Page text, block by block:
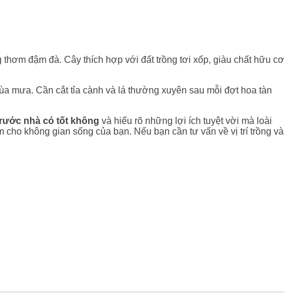
đậm đà. Cây thích hợp với đất trồng tơi xốp, giàu chất hữu cơ
mưa. Cần cắt tỉa cành và lá thường xuyên sau mỗi đợt hoa tàn
nhà có tốt không và hiểu rõ những lợi ích tuyệt vời mà loài
không gian sống của bạn. Nếu bạn cần tư vấn về vị trí trồng và